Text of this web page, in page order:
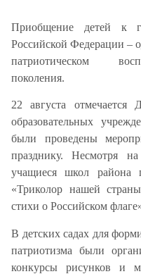
Приобщение детей к
Российской Федерации –
патриотическом
поколения.
22 августа отмечается
образовательных
были проведены
празднику. Несмотря
учащиеся школ района
«Триколор нашей
стихи о Российском
В детских садах для
патриотизма были
конкурсы рисунков и